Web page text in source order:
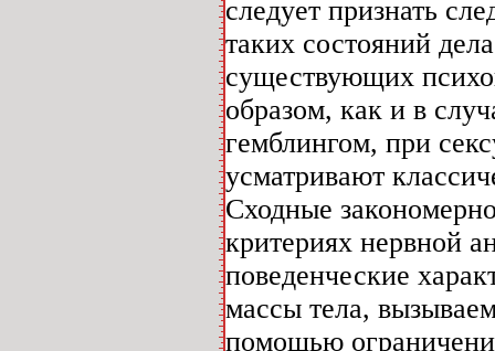
следует признать
таких состояний
существующих
образом, как и в
гемблингом, при
усматривают
Сходные
критериях нервной
поведенческие
массы тела,
помощью